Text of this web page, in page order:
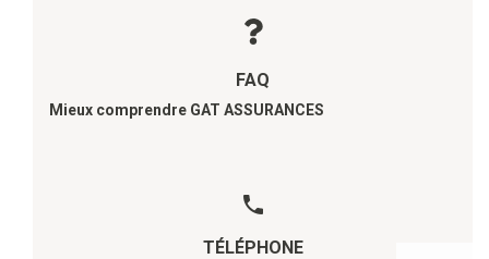
FAQ
Mieux comprendre GAT ASSURANCES
TÉLÉPHONE